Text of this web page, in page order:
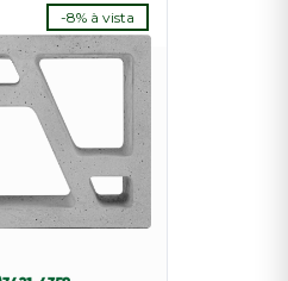
-8% à vista